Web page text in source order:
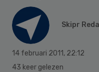
Skipr
14 februari 2011, 22:12
43 keer gelezen